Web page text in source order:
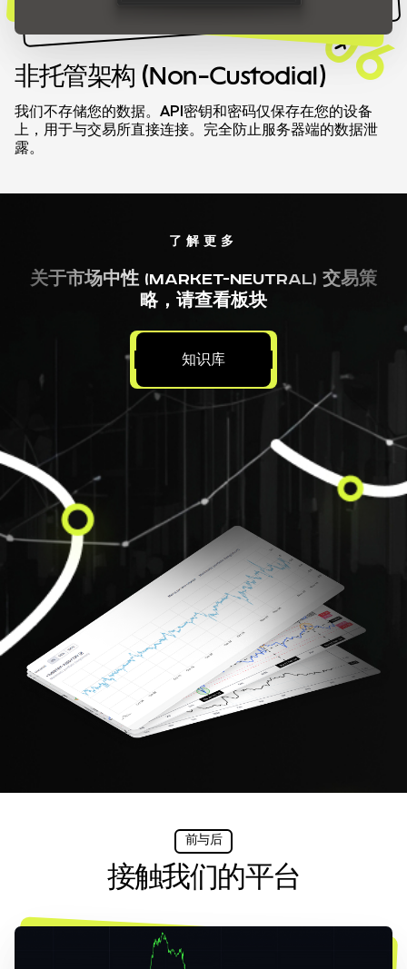
06
非托管架构 (Non-Custodial)
我们不存储您的数据。API密钥和密码仅保存在您的设备
上，用于与交易所直接连接。完全防止服务器端的数据泄
露。
了解更多
关于市场中性 (MARKET-NEUTRAL) 交易策
略，请查看板块
知识库
前与后
接触我们的平台